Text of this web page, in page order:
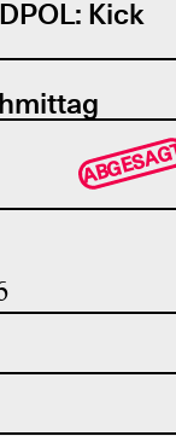
Kick